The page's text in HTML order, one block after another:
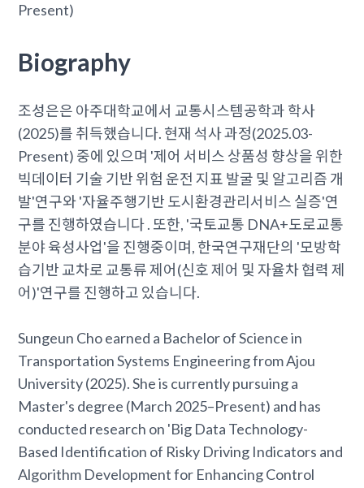
Present)
Biography
조성은은 아주대학교에서 교통시스템공학과 학사
(2025)를 취득했습니다. 현재 석사 과정(2025.03-
Present) 중에 있으며 '제어 서비스 상품성 향상을 위한
빅데이터 기술 기반 위험 운전 지표 발굴 및 알고리즘 개
발'연구와 '자율주행기반 도시환경관리서비스 실증'연
구를 진행하였습니다 . 또한, '국토교통 DNA+도로교통
분야 육성사업'을 진행중이며, 한국연구재단의 '모방학
습기반 교차로 교통류 제어(신호 제어 및 자율차 협력 제
어)'연구를 진행하고 있습니다.
Sungeun Cho earned a Bachelor of Science in
Transportation Systems Engineering from Ajou
University (2025). She is currently pursuing a
Master's degree (March 2025–Present) and has
conducted research on 'Big Data Technology-
Based Identification of Risky Driving Indicators and
Algorithm Development for Enhancing Control